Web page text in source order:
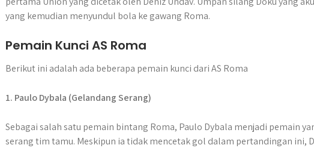
yang kemudian menyundul bola ke gawang Roma.
Pemain Kunci AS Roma
Berikut ini adalah ada beberapa pemain kunci dari AS Roma
1. Paulo Dybala (Gelandang Serang)
Sebagai salah satu pemain bintang Roma, Paulo Dybala menjadi pemain
serang tim tamu. Meskipun ia tidak mencetak gol dalam pertandingan ini,